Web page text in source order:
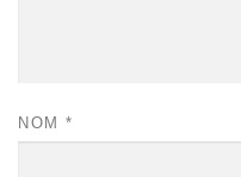
NOM *